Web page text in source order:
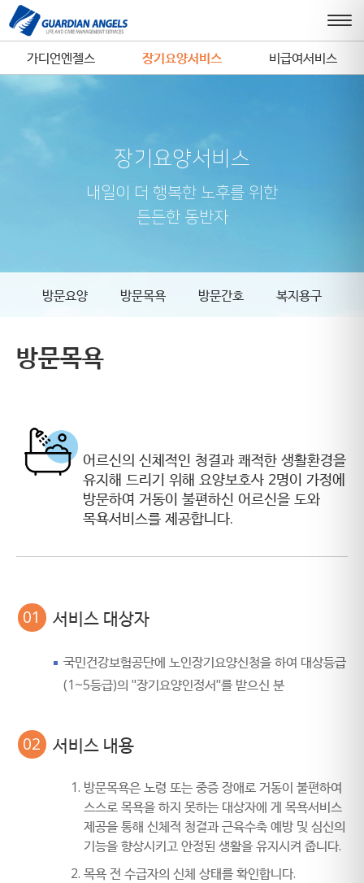
가디언엔젤스 장기요양서비스 비급여서비스
장기요양서비스
내일이 더 행복한 노후를 위한
든든한 동반자
방문요양 방문목욕 방문간호 복지용구
방문목욕
어르신의 신체적인 청결과 쾌적한 생활환경을
유지해 드리기 위해 요양보호사 2명이 가정에
방문하여 거동이 불편하신 어르신을 도와
목욕서비스를 제공합니다.
01 서비스 대상자
국민건강보험공단에 노인장기요양신청을 하여 대상등급
(1~5등급)의 "장기요양인정서"를 받으신 분
02 서비스 내용
방문목욕은 노령 또는 중증 장애로 거동이 불편하여
스스로 목욕을 하지 못하는 대상자에 게 목욕서비스
제공을 통해 신체적 청결과 근육수축 예방 및 심신의
기능을 향상시키고 안정된 생활을 유지시켜 줍니다.
목욕 전 수급자의 신체 상태를 확인합니다.